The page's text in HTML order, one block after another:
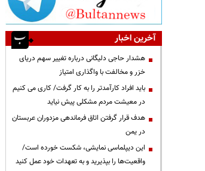
آخرین اخبار
هشدار حاجی دلیگانی درباره تغییر سهم دریای
خزر و مخالفت با واگذاری امتیاز
باید افراد کارآمدتر را به کار گرفت/ کاری می کنیم
در معیشت مردم مشکلی پیش نیاید
هدف قرار گرفتن اتاق‌ فرماندهی مزدوران عربستان
در یمن
این دیپلماسی نمایشی، شکست خورده است/
واقعیت‌ها را بپذیرید و به تعهدات خود عمل کنید